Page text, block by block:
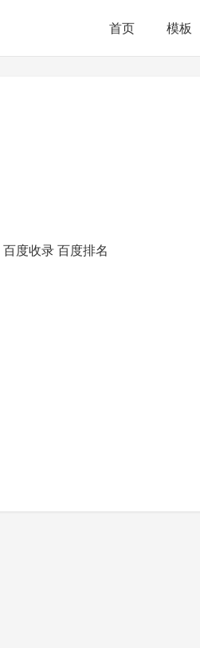
首页 模板
百度收录百度排名